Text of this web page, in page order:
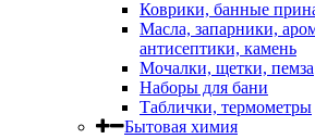
Коврики, банные
Масла, запарники,
антисептики, камень
Мочалки, щетки, пемза
Наборы для бани
Таблички, термометры
Бытовая химия